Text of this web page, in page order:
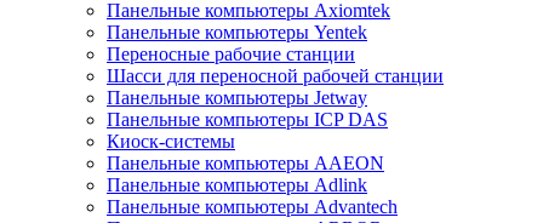
Панельные компьютеры Axiomtek
Панельные компьютеры Yentek
Переносные рабочие станции
Шасси для переносной рабочей станции
Панельные компьютеры Jetway
Панельные компьютеры ICP DAS
Киоск-системы
Панельные компьютеры AAEON
Панельные компьютеры Adlink
Панельные компьютеры Advantech